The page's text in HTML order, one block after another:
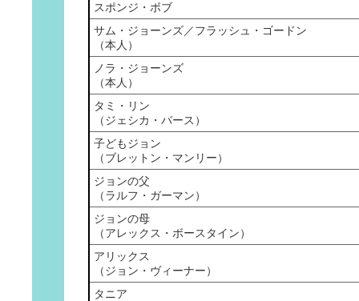
スポンジ・ボブ
サム・ジョーンズ／フラッシュ・ゴードン
（本人）
ノラ・ジョーンズ
（本人）
タミ・リン
（ジェシカ・バース）
子どもジョン
（ブレットン・マンリー）
ジョンの父
（ラルフ・ガーマン）
ジョンの母
（アレックス・ボースタイン）
アリックス
（ジョン・ヴィーナー）
タニア